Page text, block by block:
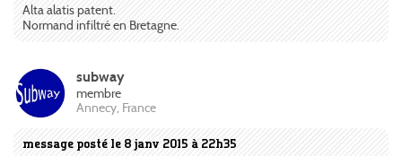
Alta alatis patent.
Normand infiltré en Bretagne.
message posté le 8 janv 2015 à 22h35
subway
membre
Annecy, France